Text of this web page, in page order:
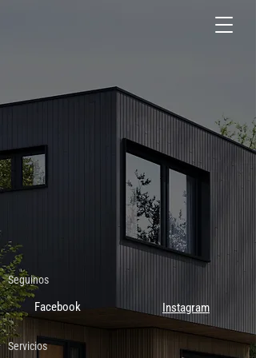
Seguinos
Facebook Instagram
Servicios